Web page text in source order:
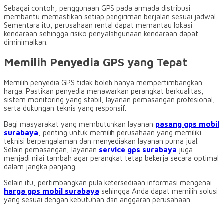
Sebagai contoh, penggunaan GPS pada armada distribusi
membantu memastikan setiap pengiriman berjalan sesuai jadwal.
Sementara itu, perusahaan rental dapat memantau lokasi
kendaraan sehingga risiko penyalahgunaan kendaraan dapat
diminimalkan.
Memilih Penyedia GPS yang Tepat
Memilih penyedia GPS tidak boleh hanya mempertimbangkan
harga. Pastikan penyedia menawarkan perangkat berkualitas,
sistem monitoring yang stabil, layanan pemasangan profesional,
serta dukungan teknis yang responsif.
Bagi masyarakat yang membutuhkan layanan pasang gps mobil
surabaya , penting untuk memilih perusahaan yang memiliki
teknisi berpengalaman dan menyediakan layanan purna jual.
Selain pemasangan, layanan service gps surabaya juga
menjadi nilai tambah agar perangkat tetap bekerja secara optimal
dalam jangka panjang.
Selain itu, pertimbangkan pula ketersediaan informasi mengenai
harga gps mobil surabaya sehingga Anda dapat memilih solusi
yang sesuai dengan kebutuhan dan anggaran perusahaan.